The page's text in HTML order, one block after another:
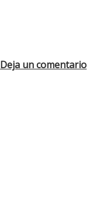
Deja un comentario